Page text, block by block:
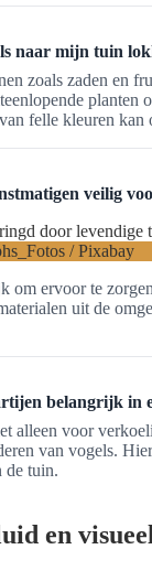
naar mijn tuin
zoals zaden en
planten
felle kleuren
veilig
/ Pixabay
om ervoor te
uit de
belangrijk in
alleen voor
van vogels.
de tuin.
en